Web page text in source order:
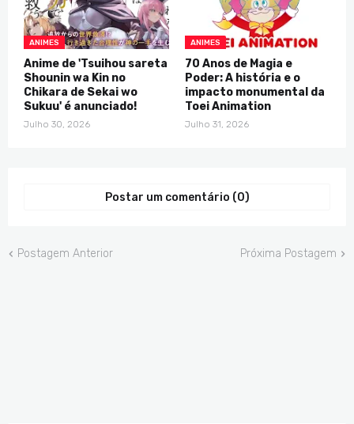
ANIMES
Anime de 'Tsuihou sareta
Shounin wa Kin no
Chikara de Sekai wo
Sukuu' é anunciado!
Julho 30, 2026
ANIMES
70 Anos de Magia e
Poder: A história e o
impacto monumental da
Toei Animation
Julho 31, 2026
Postar um comentário (0)
Postagem Anterior Próxima Postagem